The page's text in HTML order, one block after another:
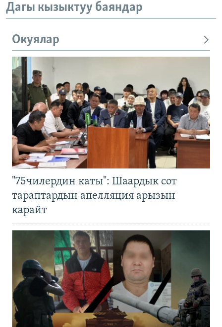
Дагы кызыктуу баяндар
Окуялар
"75чилердин каты": Шаардык сот
тараптардын апелляция арызын
карайт